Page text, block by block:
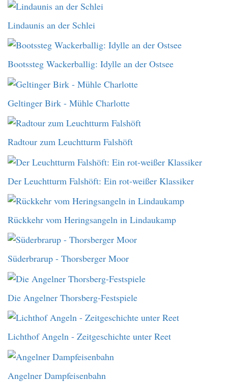
Lindaunis an der Schlei
Bootssteg Wackerballig: Idylle an der Ostsee
Geltinger Birk - Mühle Charlotte
Radtour zum Leuchtturm Falshöft
Der Leuchtturm Falshöft: Ein rot-weißer Klassiker
Rückkehr vom Heringsangeln in Lindaukamp
Süderbrarup - Thorsberger Moor
Die Angelner Thorsberg-Festspiele
Lichthof Angeln - Zeitgeschichte unter Reet
Angelner Dampfeisenbahn